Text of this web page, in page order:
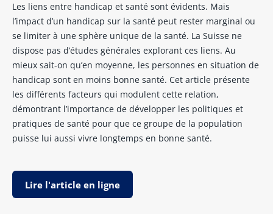
Les liens entre handicap et santé sont évidents. Mais
l’impact d’un handicap sur la santé peut rester marginal ou
se limiter à une sphère unique de la santé. La Suisse ne
dispose pas d’études générales explorant ces liens. Au
mieux sait-on qu’en moyenne, les personnes en situation de
handicap sont en moins bonne santé. Cet article présente
les différents facteurs qui modulent cette relation,
démontrant l’importance de développer les politiques et
pratiques de santé pour que ce groupe de la population
puisse lui aussi vivre longtemps en bonne santé.
Lire l'article en ligne